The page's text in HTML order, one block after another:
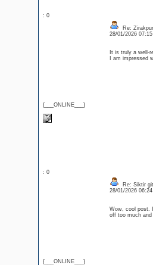
: 0
{___ONLINE___}
Re:
28/01/2026
It is truly a well-
I am
: 0
{___ONLINE___}
Re: Siktir
28/01/2026
Wow, cool post.
off too much